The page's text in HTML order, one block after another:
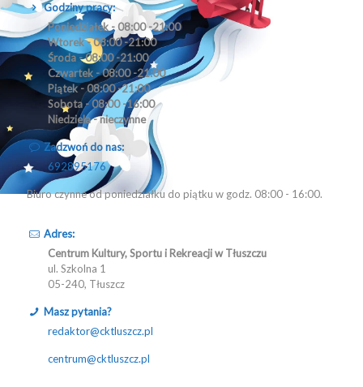
Godziny pracy:
Poniedziałek - 08:00 -21:00
Wtorek - 08:00 -21:00
Środa - 08:00 -21:00
Czwartek - 08:00 -21:00
Piątek - 08:00 -21:00
Sobota - 08:00 -16:00
Niedziela - nieczynne
Zadzwoń do nas:
692895176
Biuro czynne od poniedziałku do piątku w godz. 08:00 - 16:00.
Adres:
Centrum Kultury, Sportu i Rekreacji w Tłuszczu
ul. Szkolna 1
05-240, Tłuszcz
Masz pytania?
redaktor@cktluszcz.pl
centrum@cktluszcz.pl